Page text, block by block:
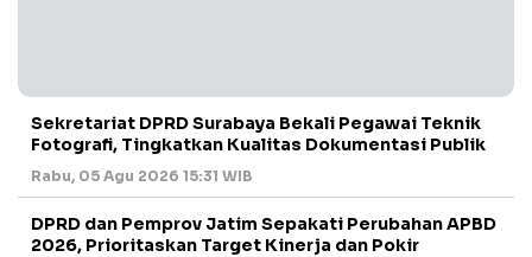
Sekretariat DPRD Surabaya Bekali Pegawai Teknik
Fotografi, Tingkatkan Kualitas Dokumentasi Publik
Rabu, 05 Agu 2026 15:31 WIB
DPRD dan Pemprov Jatim Sepakati Perubahan APBD
2026, Prioritaskan Target Kinerja dan Pokir